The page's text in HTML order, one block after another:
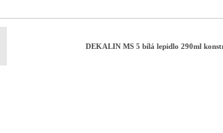
DEKALIN MS 5 bílá lepidlo 290ml